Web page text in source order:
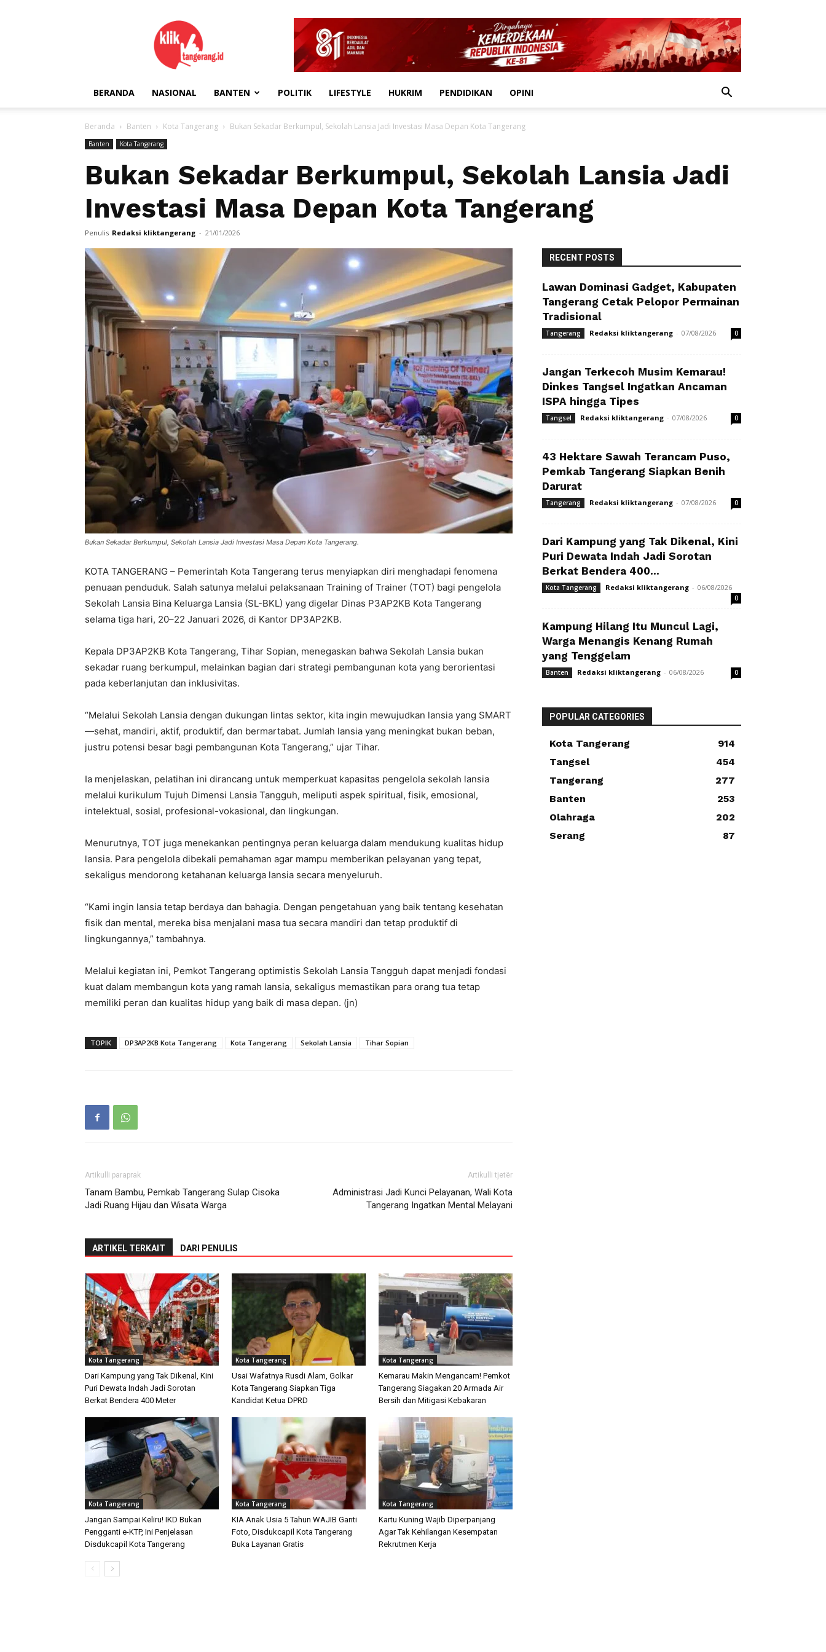
kliktangerang.id
BERANDA NASIONAL BANTEN POLITIK LIFESTYLE HUKRIM PENDIDIKAN OPINI
Beranda Banten Kota Tangerang Bukan Sekadar Berkumpul, Sekolah Lansia Jadi Investasi Masa Depan Kota Tangerang
Banten Kota Tangerang
Bukan Sekadar Berkumpul, Sekolah Lansia Jadi
Investasi Masa Depan Kota Tangerang
Penulis Redaksi kliktangerang - 21/01/2026
Bukan Sekadar Berkumpul, Sekolah Lansia Jadi Investasi Masa Depan Kota Tangerang.
KOTA TANGERANG – Pemerintah Kota Tangerang terus menyiapkan diri menghadapi fenomena
penuaan penduduk. Salah satunya melalui pelaksanaan Training of Trainer (TOT) bagi pengelola
Sekolah Lansia Bina Keluarga Lansia (SL-BKL) yang digelar Dinas P3AP2KB Kota Tangerang
selama tiga hari, 20–22 Januari 2026, di Kantor DP3AP2KB.
Kepala DP3AP2KB Kota Tangerang, Tihar Sopian, menegaskan bahwa Sekolah Lansia bukan
sekadar ruang berkumpul, melainkan bagian dari strategi pembangunan kota yang berorientasi
pada keberlanjutan dan inklusivitas.
“Melalui Sekolah Lansia dengan dukungan lintas sektor, kita ingin mewujudkan lansia yang SMART
—sehat, mandiri, aktif, produktif, dan bermartabat. Jumlah lansia yang meningkat bukan beban,
justru potensi besar bagi pembangunan Kota Tangerang,” ujar Tihar.
Ia menjelaskan, pelatihan ini dirancang untuk memperkuat kapasitas pengelola sekolah lansia
melalui kurikulum Tujuh Dimensi Lansia Tangguh, meliputi aspek spiritual, fisik, emosional,
intelektual, sosial, profesional-vokasional, dan lingkungan.
Menurutnya, TOT juga menekankan pentingnya peran keluarga dalam mendukung kualitas hidup
lansia. Para pengelola dibekali pemahaman agar mampu memberikan pelayanan yang tepat,
sekaligus mendorong ketahanan keluarga lansia secara menyeluruh.
“Kami ingin lansia tetap berdaya dan bahagia. Dengan pengetahuan yang baik tentang kesehatan
fisik dan mental, mereka bisa menjalani masa tua secara mandiri dan tetap produktif di
lingkungannya,” tambahnya.
Melalui kegiatan ini, Pemkot Tangerang optimistis Sekolah Lansia Tangguh dapat menjadi fondasi
kuat dalam membangun kota yang ramah lansia, sekaligus memastikan para orang tua tetap
memiliki peran dan kualitas hidup yang baik di masa depan. (jn)
TOPIK DP3AP2KB Kota Tangerang Kota Tangerang Sekolah Lansia Tihar Sopian
Artikulli paraprak
Tanam Bambu, Pemkab Tangerang Sulap Cisoka
Jadi Ruang Hijau dan Wisata Warga
Artikulli tjetër
Administrasi Jadi Kunci Pelayanan, Wali Kota
Tangerang Ingatkan Mental Melayani
ARTIKEL TERKAIT DARI PENULIS
Kota Tangerang
Dari Kampung yang Tak Dikenal, Kini
Puri Dewata Indah Jadi Sorotan
Berkat Bendera 400 Meter
Kota Tangerang
Usai Wafatnya Rusdi Alam, Golkar
Kota Tangerang Siapkan Tiga
Kandidat Ketua DPRD
Kota Tangerang
Kemarau Makin Mengancam! Pemkot
Tangerang Siagakan 20 Armada Air
Bersih dan Mitigasi Kebakaran
Kota Tangerang
Jangan Sampai Keliru! IKD Bukan
Pengganti e-KTP, Ini Penjelasan
Disdukcapil Kota Tangerang
Kota Tangerang
KIA Anak Usia 5 Tahun WAJIB Ganti
Foto, Disdukcapil Kota Tangerang
Buka Layanan Gratis
Kota Tangerang
Kartu Kuning Wajib Diperpanjang
Agar Tak Kehilangan Kesempatan
Rekrutmen Kerja
RECENT POSTS
Lawan Dominasi Gadget, Kabupaten
Tangerang Cetak Pelopor Permainan
Tradisional
Tangerang Redaksi kliktangerang - 07/08/2026 0
Jangan Terkecoh Musim Kemarau!
Dinkes Tangsel Ingatkan Ancaman
ISPA hingga Tipes
Tangsel Redaksi kliktangerang - 07/08/2026 0
43 Hektare Sawah Terancam Puso,
Pemkab Tangerang Siapkan Benih
Darurat
Tangerang Redaksi kliktangerang - 07/08/2026 0
Dari Kampung yang Tak Dikenal, Kini
Puri Dewata Indah Jadi Sorotan
Berkat Bendera 400...
Kota Tangerang Redaksi kliktangerang - 06/08/2026
0
Kampung Hilang Itu Muncul Lagi,
Warga Menangis Kenang Rumah
yang Tenggelam
Banten Redaksi kliktangerang - 06/08/2026 0
POPULAR CATEGORIES
Kota Tangerang
914
Tangsel
454
Tangerang
277
Banten
253
Olahraga
202
Serang
87